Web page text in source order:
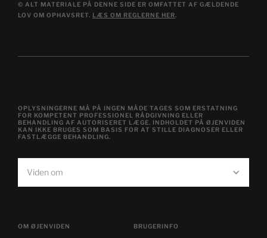
© ALT MATERIALE PÅ DENNE SIDE ER OMFATTET AF GÆLDENDE
LOV OM OPHAVSRET. LÆS OM REGLERNE HER.
Viden om
OPLYSNINGERNE MÅ PÅ INGEN MÅDE TAGES SOM ERSTATNING
FOR KOMPETENT PROFESSIONEL RÅDGIVNING ELLER
BEHANDLING AF AUTORISERET LÆGE. INDHOLDET PÅ ØJENVIDEN
KAN IKKE BRUGES SOM BASIS FOR AT STILLE DIAGNOSER ELLER
FASTLÆGGE BEHANDLING.
OM ØJENVIDEN BRUGERINFO